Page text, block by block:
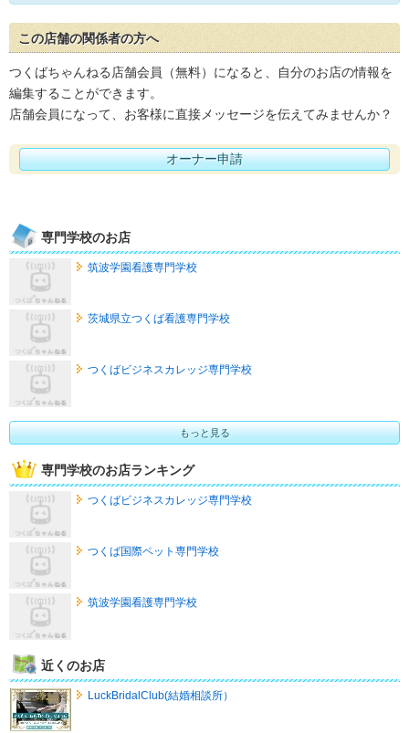
この店舗の関係者の方へ
つくばちゃんねる店舗会員（無料）になると、自分のお店の情報を
編集することができます。
店舗会員になって、お客様に直接メッセージを伝えてみませんか？
オーナー申請
専門学校のお店
筑波学園看護専門学校
茨城県立つくば看護専門学校
つくばビジネスカレッジ専門学校
もっと見る
専門学校のお店ランキング
つくばビジネスカレッジ専門学校
つくば国際ペット専門学校
筑波学園看護専門学校
近くのお店
LuckBridalClub(結婚相談所）